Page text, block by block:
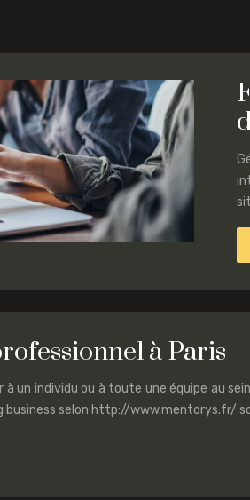
à Paris
à un individu ou à toute une équipe au
business selon http://www.mentorys.fr/